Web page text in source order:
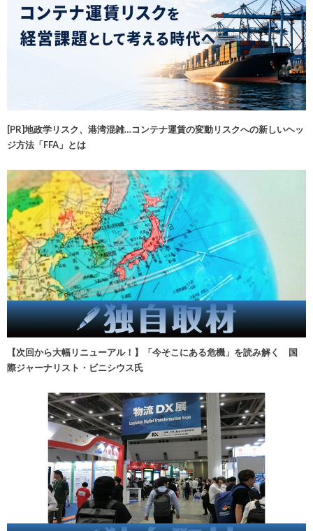
[PR]地政学リスク、港湾混雑…コンテナ運賃の変動リスクへの新しいヘッ
ジ方法「FFA」とは
【次回から大幅リニューアル！】「今そこにある危機」を読み解く 国
際ジャーナリスト・ビニシウス氏